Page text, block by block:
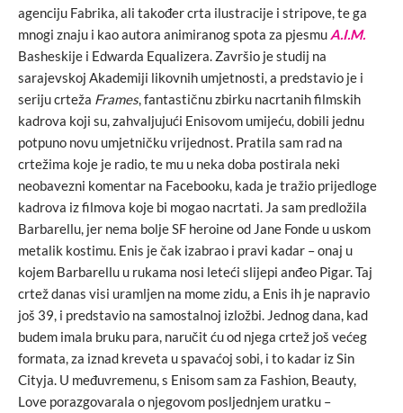
agenciju Fabrika, ali također crta ilustracije i stripove, te ga
mnogi znaju i kao autora animiranog spota za pjesmu A.I.M.
Basheskije i Edwarda Equalizera. Završio je studij na
sarajevskoj Akademiji likovnih umjetnosti, a predstavio je i
seriju crteža Frames, fantastičnu zbirku nacrtanih filmskih
kadrova koji su, zahvaljujući Enisovom umijeću, dobili jednu
potpuno novu umjetničku vrijednost. Pratila sam rad na
crtežima koje je radio, te mu u neka doba postirala neki
neobavezni komentar na Facebooku, kada je tražio prijedloge
kadrova iz filmova koje bi mogao nacrtati. Ja sam predložila
Barbarellu, jer nema bolje SF heroine od Jane Fonde u uskom
metalik kostimu. Enis je čak izabrao i pravi kadar – onaj u
kojem Barbarellu u rukama nosi leteći slijepi anđeo Pigar. Taj
crtež danas visi uramljen na mome zidu, a Enis ih je napravio
još 39, i predstavio na samostalnoj izložbi. Jednog dana, kad
budem imala bruku para, naručit ću od njega crtež još većeg
formata, za iznad kreveta u spavaćoj sobi, i to kadar iz Sin
Cityja. U međuvremenu, s Enisom sam za Fashion, Beauty,
Love porazgovarala o njegovom posljednjem uratku –